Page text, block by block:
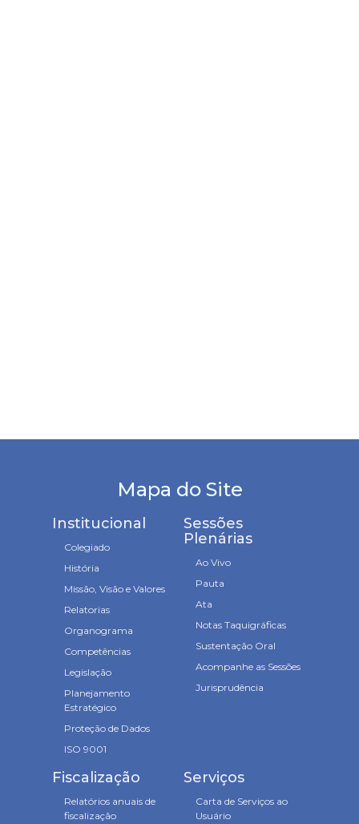
Mapa do Site
Institucional
Colegiado
História
Missão, Visão e Valores
Relatorias
Organograma
Competências
Legislação
Planejamento
Estratégico
Proteção de Dados
ISO 9001
Sessões
Plenárias
Ao Vivo
Pauta
Ata
Notas Taquigráficas
Sustentação Oral
Acompanhe as Sessões
Jurisprudência
Fiscalização
Relatórios anuais de
fiscalização
Serviços
Carta de Serviços ao
Usuário